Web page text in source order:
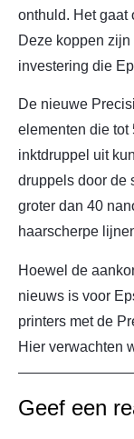
onthuld. Het gaat
Deze koppen
investering die
De nieuwe
elementen die tot
inktdruppel uit
druppels door de
groter dan 40
haarscherpe
Hoewel de
nieuws is voor
printers met de
Hier verwachten
Geef een